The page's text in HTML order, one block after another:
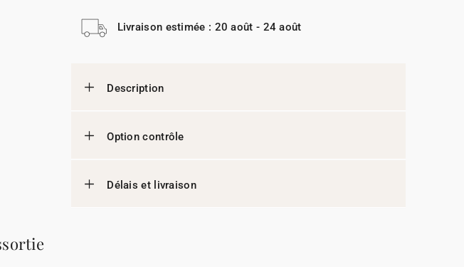
Livraison estimée : 20 août - 24 août
Description
Option contrôle
Délais et livraison